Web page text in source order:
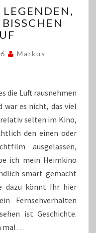
LEGENDEN,
Markus
die Luft rausnehmen
war es nicht, das viel
selten im Kino,
den einen oder
ausgelassen,
ich mein Heimkino
smart gemacht
dazu könnt Ihr hier
Fernsehverhalten
ist Geschichte.
mal…